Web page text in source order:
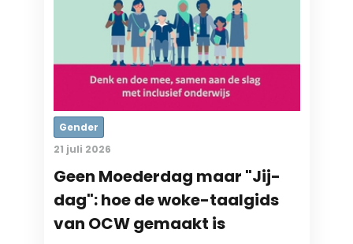
Gender
21 juli 2026
Geen Moederdag maar "Jij-
dag": hoe de woke-taalgids
van OCW gemaakt is